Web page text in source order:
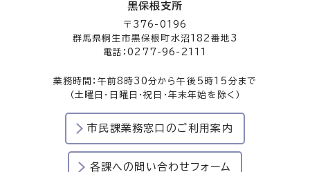
黒保根支所
〒376-0196
群馬県桐生市黒保根町水沼182番地3
電話：0277-96-2111
業務時間：午前8時30分から午後5時15分まで
（土曜日・日曜日・祝日・年末年始を除く）
市民課業務窓口のご利用案内
各課への問い合わせフォーム